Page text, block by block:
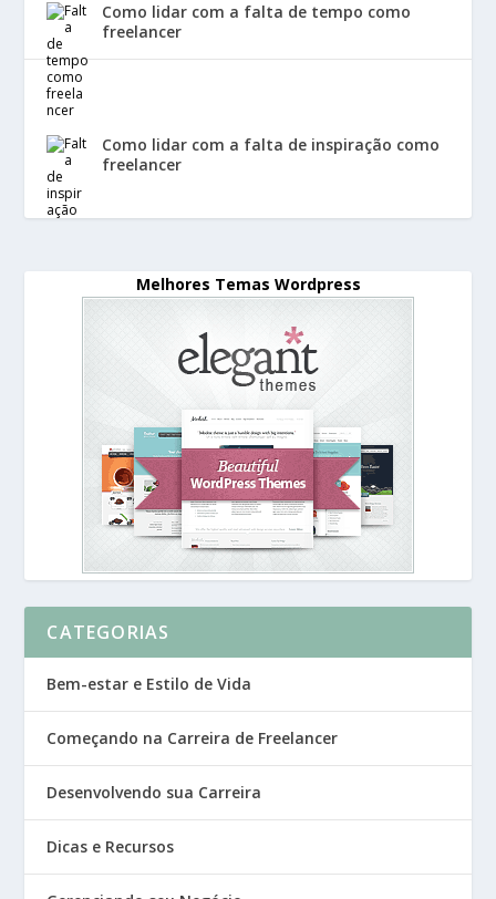
Como lidar com a falta de tempo como
freelancer
Como lidar com a falta de inspiração como
freelancer
Melhores Temas Wordpress
CATEGORIAS
Bem-estar e Estilo de Vida
Começando na Carreira de Freelancer
Desenvolvendo sua Carreira
Dicas e Recursos